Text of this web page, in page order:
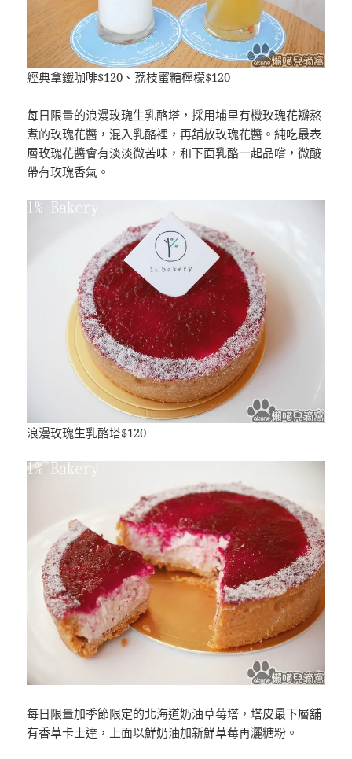
經典拿鐵咖啡$120、荔枝蜜糖檸檬$120
每日限量的浪漫玫瑰生乳酪塔，採用埔里有機玫瑰花瓣熬
煮的玫瑰花醬，混入乳酪裡，再舖放玫瑰花醬。純吃最表
層玫瑰花醬會有淡淡微苦味，和下面乳酪一起品嚐，微酸
帶有玫瑰香氣。
浪漫玫瑰生乳酪塔$120
每日限量加季節限定的北海道奶油草莓塔，塔皮最下層舖
有香草卡士達，上面以鮮奶油加新鮮草莓再灑糖粉。